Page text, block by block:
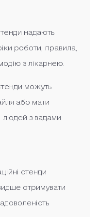
надають
роботи, правила,
з лікарнею.
можуть
або мати
людей з вадами
стенди
отримувати